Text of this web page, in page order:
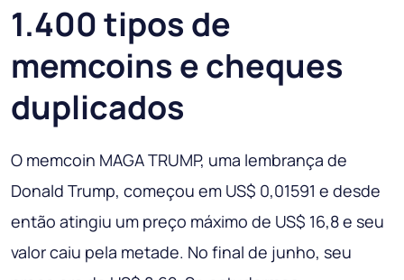
1.400 tipos de
memcoins e cheques
duplicados
O memcoin MAGA TRUMP, uma lembrança de
Donald Trump, começou em US$ 0,01591 e desde
então atingiu um preço máximo de US$ 16,8 e seu
valor caiu pela metade. No final de junho, seu